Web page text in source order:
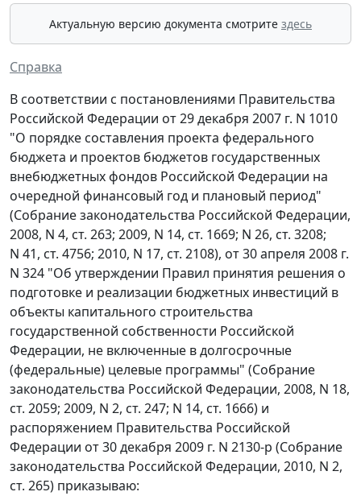
Актуальную версию документа смотрите здесь
Справка
В соответствии с постановлениями Правительства
Российской Федерации от 29 декабря 2007 г. N 1010
"О порядке составления проекта федерального
бюджета и проектов бюджетов государственных
внебюджетных фондов Российской Федерации на
очередной финансовый год и плановый период"
(Собрание законодательства Российской Федерации,
2008, N 4, ст. 263; 2009, N 14, ст. 1669; N 26, ст. 3208;
N 41, ст. 4756; 2010, N 17, ст. 2108), от 30 апреля 2008 г.
N 324 "Об утверждении Правил принятия решения о
подготовке и реализации бюджетных инвестиций в
объекты капитального строительства
государственной собственности Российской
Федерации, не включенные в долгосрочные
(федеральные) целевые программы" (Собрание
законодательства Российской Федерации, 2008, N 18,
ст. 2059; 2009, N 2, ст. 247; N 14, ст. 1666) и
распоряжением Правительства Российской
Федерации от 30 декабря 2009 г. N 2130-р (Собрание
законодательства Российской Федерации, 2010, N 2,
ст. 265) приказываю: